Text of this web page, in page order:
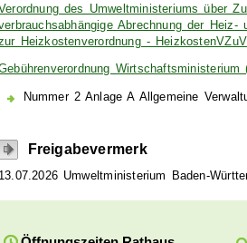
des Umweltministeriums über
Abrechnung der
Heizkostenverordnung -
Wirtschaftsministerium
Nummer 2 Anlage A Allgemeine
Freigabevermerk
13.07.2026 Umweltministerium Baden-